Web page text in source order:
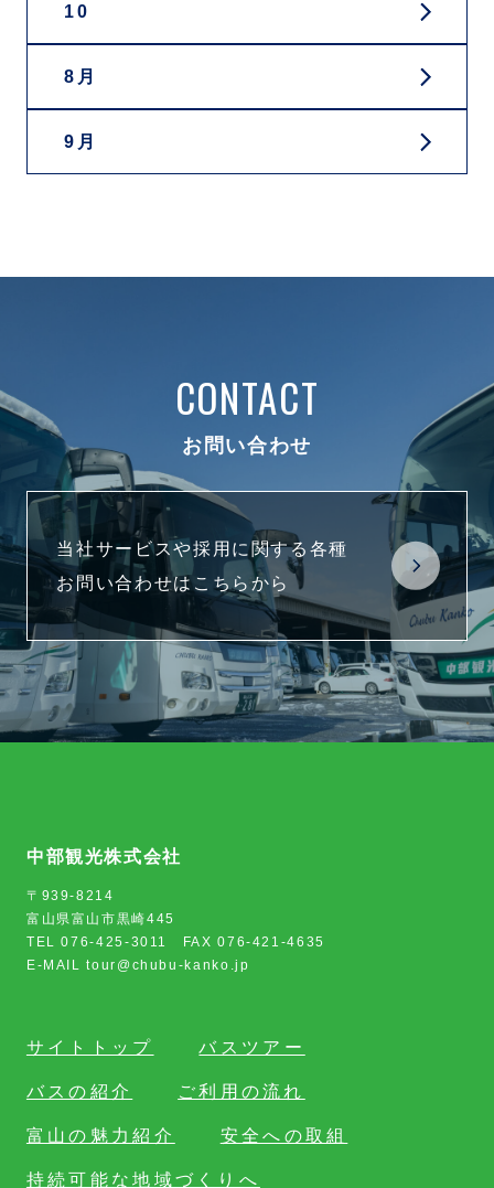
10
8月
9月
CONTACT
お問い合わせ
当社サービスや採用に関する各種
お問い合わせはこちらから
中部観光株式会社
〒939-8214
富山県富山市黒崎445
TEL 076-425-3011 FAX 076-421-4635
E-MAIL tour@chubu-kanko.jp
サイトトップ バスツアー
バスの紹介 ご利用の流れ
富山の魅力紹介 安全への取組
持続可能な地域づくりへ